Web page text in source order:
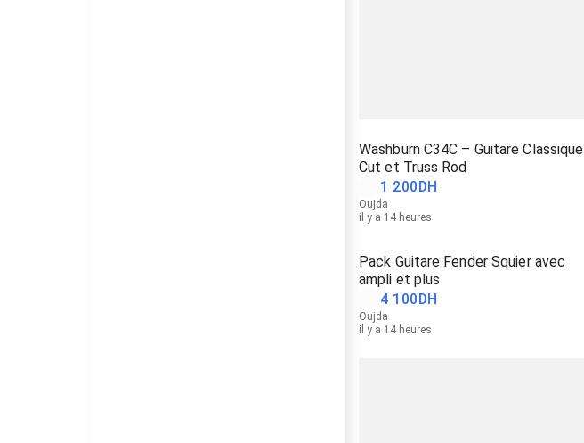
Washburn C34C – Guitare Classique
Cut et Truss Rod
1 200DH
Oujda
il y a 14 heures
Pack Guitare Fender Squier avec
ampli et plus
4 100DH
Oujda
il y a 14 heures